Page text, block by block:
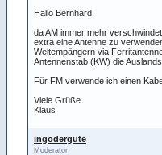
Hallo Bernhard,
da AM immer mehr
extra eine Antenne zu
Weltempängern via
Antennenstab (KW) die
Für FM verwende ich einen
Viele Grüße
Klaus
ingodergute
Moderator